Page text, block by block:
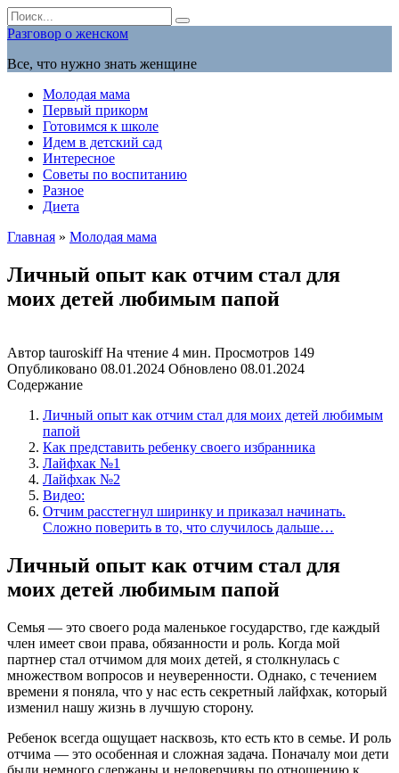
Перейти
к
содержанию
Search
for:
Разговор о женском
Все, что нужно знать женщине
Молодая мама
Первый прикорм
Готовимся к школе
Идем в детский сад
Интересное
Советы по воспитанию
Разное
Диета
Главная » Молодая мама
Личный опыт как отчим стал для
моих детей любимым папой
Автор tauroskiff На чтение 4 мин. Просмотров 149
Опубликовано 08.01.2024 Обновлено 08.01.2024
Содержание
Личный опыт как отчим стал для моих детей любимым
папой
Как представить ребенку своего избранника
Лайфхак №1
Лайфхак №2
Видео:
Отчим расстегнул ширинку и приказал начинать.
Сложно поверить в то, что случилось дальше…
Личный опыт как отчим стал для
моих детей любимым папой
Семья — это своего рода маленькое государство, где каждый
член имеет свои права, обязанности и роль. Когда мой
партнер стал отчимом для моих детей, я столкнулась с
множеством вопросов и неуверенности. Однако, с течением
времени я поняла, что у нас есть секретный лайфхак, который
изменил нашу жизнь в лучшую сторону.
Ребенок всегда ощущает насквозь, кто есть кто в семье. И роль
отчима — это особенная и сложная задача. Поначалу мои дети
были немного сдержаны и недоверчивы по отношению к